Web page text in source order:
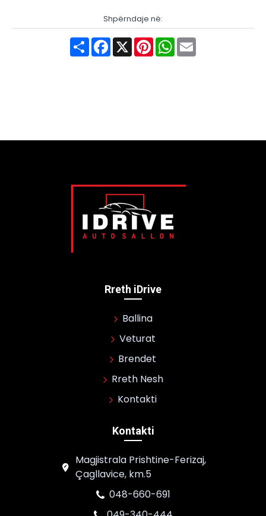
Shpërndaje në:
ShareFacebook
X PinterestWhatsApp
Email
Rreth iDrive
Ballina
Veturat
Brendet
Rreth Nesh
Kontakti
Kontakti
Magjistrala Prishtine-Ferizaj,
Çagllavice, km.5
048-660-691